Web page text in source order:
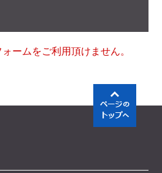
ームをご利用頂けません。